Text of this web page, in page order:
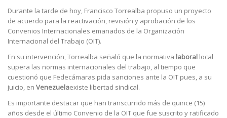
Durante la tarde de hoy, Francisco Torrealba propuso un proyecto
de acuerdo para la reactivación, revisión y aprobación de los
Convenios Internacionales emanados de la Organización
Internacional del Trabajo (OIT).
En su intervención, Torrealba señaló que la normativa laboral local
supera las normas internacionales del trabajo, al tiempo que
cuestionó que Fedecámaras pida sanciones ante la OIT pues, a su
juicio, en Venezuelaexiste libertad sindical.
Es importante destacar que han transcurrido más de quince (15)
años desde el último Convenio de la OIT que fue suscrito y ratificado